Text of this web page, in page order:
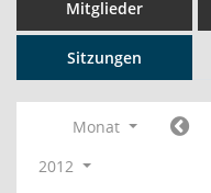
Mitglieder
Sitzungen
Monat
2012